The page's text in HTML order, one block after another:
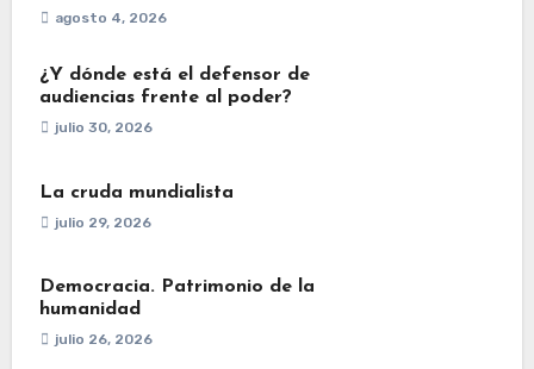
agosto 4, 2026
¿Y dónde está el defensor de
audiencias frente al poder?
julio 30, 2026
La cruda mundialista
julio 29, 2026
Democracia. Patrimonio de la
humanidad
julio 26, 2026